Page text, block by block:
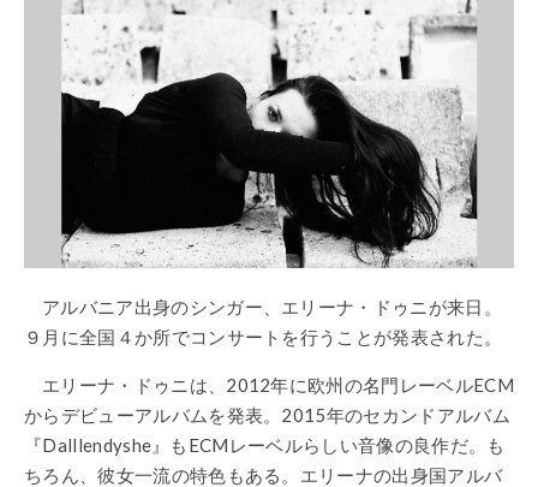
アルバニア出身のシンガー、エリーナ・ドゥニが来日。
９月に全国４か所でコンサートを行うことが発表された。
エリーナ・ドゥニは、2012年に欧州の名門レーベルECM
からデビューアルバムを発表。2015年のセカンドアルバム
『Dalllendyshe』もECMレーベルらしい音像の良作だ。も
ちろん、彼女一流の特色もある。エリーナの出身国アルバ